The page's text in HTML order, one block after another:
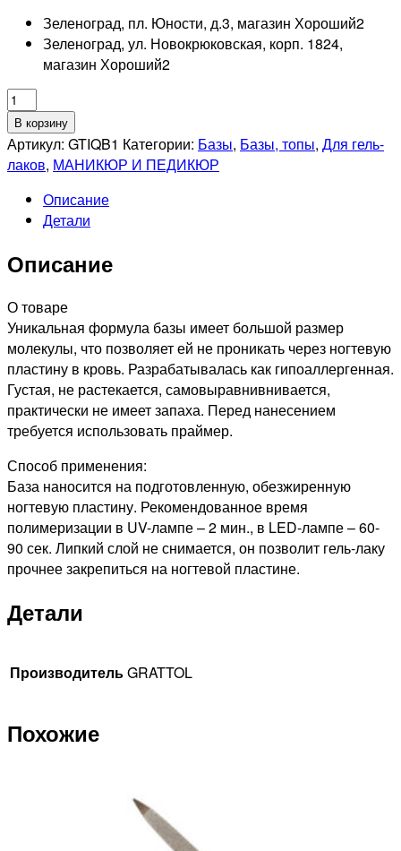
Зеленоград, пл. Юности, д.3, магазин Хороший2
Зеленоград, ул. Новокрюковская, корп. 1824,
магазин Хороший2
Количество
товара
GRATTOL
Каучуковая
Rubber
Gel,
В корзину
Артикул: GTIQB1 Категории: Базы, Базы, топы, Для гель-
лаков, МАНИКЮР И ПЕДИКЮР
Описание
Детали
Описание
О товаре
Уникальная формула базы имеет большой размер
молекулы, что позволяет ей не проникать через ногтевую
пластину в кровь. Разрабатывалась как гипоаллергенная.
Густая, не растекается, самовыравнивнивается,
практически не имеет запаха. Перед нанесением
требуется использовать праймер.
Способ применения:
База наносится на подготовленную, обезжиренную
ногтевую пластину. Рекомендованное время
полимеризации в UV-лампе – 2 мин., в LED-лампе – 60-
90 сек. Липкий слой не снимается, он позволит гель-лаку
прочнее закрепиться на ногтевой пластине.
Детали
ПроизводительGRATTOL
Похожие